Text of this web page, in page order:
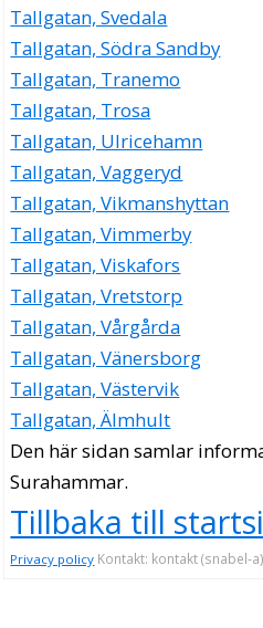
Tallgatan, Svedala
Tallgatan, Södra Sandby
Tallgatan, Tranemo
Tallgatan, Trosa
Tallgatan, Ulricehamn
Tallgatan, Vaggeryd
Tallgatan, Vikmanshyttan
Tallgatan, Vimmerby
Tallgatan, Viskafors
Tallgatan, Vretstorp
Tallgatan, Vårgårda
Tallgatan, Vänersborg
Tallgatan, Västervik
Tallgatan, Älmhult
Den här sidan samlar
Surahammar.
Tillbaka till
Privacy policy Kontakt: kontakt (snabel-